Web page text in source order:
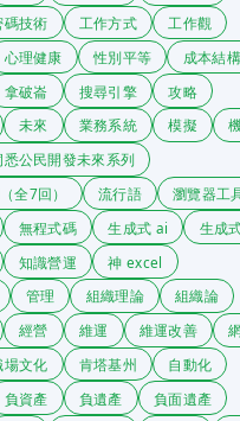
碼技術 工作方式
工作觀
心理健康 性別平等
成本結構
拿破崙 搜尋引擎
攻略
未來 業務系統 模擬
悉公民開發未來系列
全7回）
流行語
瀏覽器工
無程式碼 生成式 ai
生成
知識營運
神 excel
管理 組織理論
組織論
經營 維運 維運改善
場文化 肯塔基州
自動化
負資產 負遺產
負面遺產